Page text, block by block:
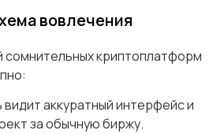
вовлечения
сомнительных криптоплатформ
аккуратный интерфейс и
за обычную биржу.